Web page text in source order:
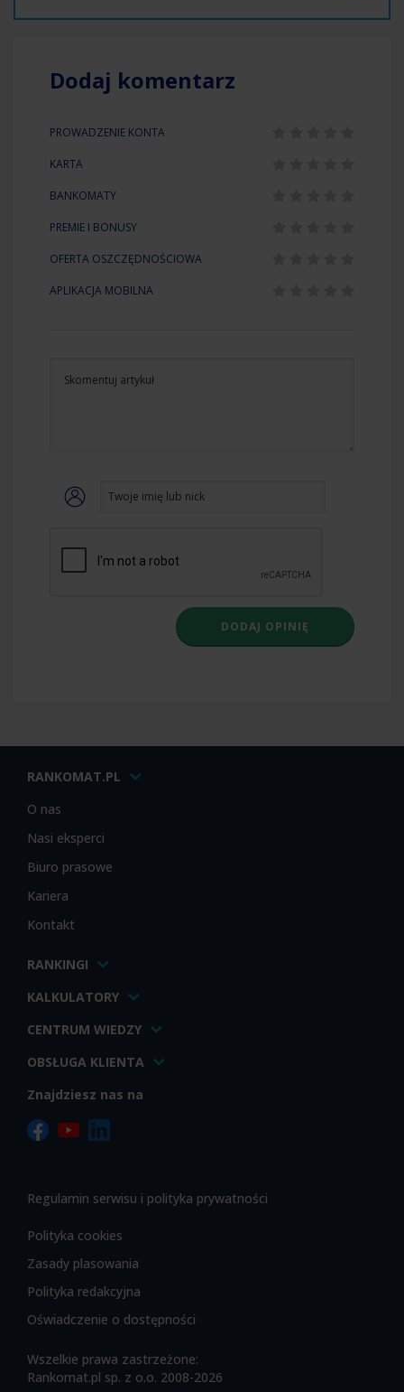
Dodaj komentarz
PROWADZENIE KONTA
KARTA
BANKOMATY
PREMIE I BONUSY
OFERTA OSZCZĘDNOŚCIOWA
APLIKACJA MOBILNA
RANKOMAT.PL
O nas
Nasi eksperci
Biuro prasowe
Kariera
Kontakt
RANKINGI
KALKULATORY
CENTRUM WIEDZY
OBSŁUGA KLIENTA
Znajdziesz nas na
Regulamin serwisu i polityka prywatności
Polityka cookies
Zasady plasowania
Polityka redakcyjna
Oświadczenie o dostępności
Wszelkie prawa zastrzeżone:
Rankomat.pl sp. z o.o. 2008-2026